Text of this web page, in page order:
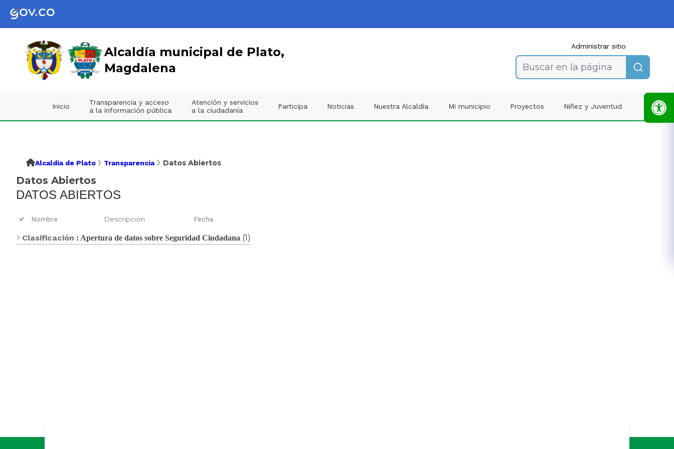
Alcaldía municipal de Plato,
Magdalena
Administrar sitio
Buscar en la página
Inicio
Transparencia y acceso
a la información pública
Atención y servicios
a la ciudadanía
Participa Noticias Nuestra Alcaldía Mi municipio Proyectos Niñez y Juventud
Alcaldía de Plato Transparencia Datos Abiertos
Datos Abiertos
DATOS ABIERTOS
Nombre Descripción Fecha
Clasificación : Apertura de datos sobre Seguridad Ciudadana (1)